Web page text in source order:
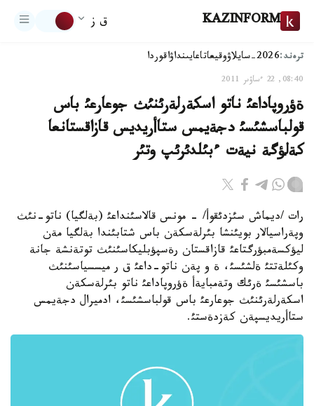
KAZINFORM ق ز
ترەند:2026-سايلاۋ وقيعاتاعايىنداۋاقوردا
08:40, 22 ءساۋىر 2011
ةؤروپاداعئ ناتو اسكةرلةرئنئث جوعارعئ باس
قولباسشئسئ دجةيمس ستاأريديس قازاقستانعا
كةلؤگة نيةت ءبئلدئرئپ وتئر
رات /ديماش سئزدئقوأ/ - مونس قالاسئنداعئ (بةلگيا) ناتو-نئث
وپةراسيالار بويئنشا بئرلةسكةن باس شتابئندا بةلگيا مةن
ليؤكسةمبؤرگتاعئ قازاقستان رةسپؤبليكاسئنئث توتةنشة جانة
وكئلةتتئ ةلشئسئ، ة و پةن ناتو-داعئ ق ر ميسسياسئنئث
باسشئسئ ةرئك وتةمبايةأ ةؤروپاداعئ ناتو بئرلةسكةن
اسكةرلةرئنئث جوعارعئ باس قولباسشئسئ، ادميرال دجةيمس
ستاأريديسپةن كةزدةستئ.